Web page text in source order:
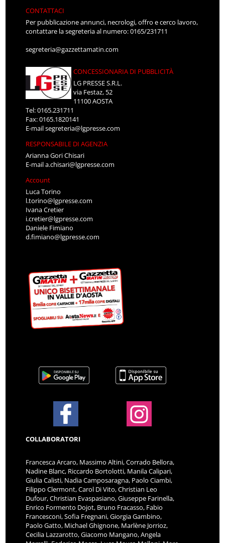
CONTATTACI
Per pubblicazione annunci, necrologi, offro e cerco lavoro,
contattare la segreteria al numero: 0165/231711
segreteria@gazzettamatin.com
CONCESSIONARIA DI PUBBLICITÀ
LG PRESSE S.R.L.
via Festaz, 52
11100 AOSTA
Tel: 0165.231711
Fax: 0165.1820141
E-mailsegreteria@lgpresse.com
RESPONSABILE DI AGENZIA
Arianna Gori Chisari
E-maila.chisari@lgpresse.com
Account
Luca Torino
l.torino@lgpresse.com
Ivana Cretier
i.cretier@lgpresse.com
Daniele Fimiano
d.fimiano@lgpresse.com
COLLABORATORI
Francesca Arcaro, Massimo Altini, Corrado Bellora,
Nadine Blanc, Riccardo Bortolotti, Manila Calipari,
Giulia Calisti, Nadia Camposaragna, Paolo Ciambi,
Filippo Clermont, Carol Di Vito, Christian Leo
Dufour, Christian Evaspasiano, Giuseppe Farinella,
Enrico Formento Dojot, Bruno Fracasso, Fabio
Francesconi, Sofia Fregnani, Giorgia Gambino,
Paolo Gatto, Michael Ghignone, Marlène Jorrioz,
Cecilia Lazzarotto, Giacomo Mangano, Angela